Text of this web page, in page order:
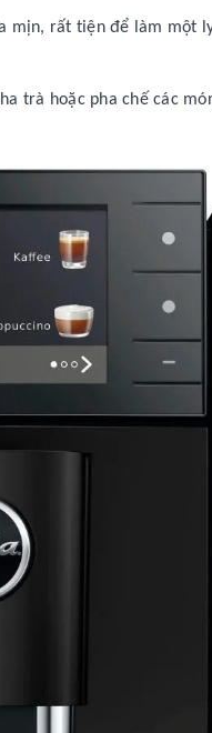
mịn, rất tiện để làm một
trà hoặc pha chế các